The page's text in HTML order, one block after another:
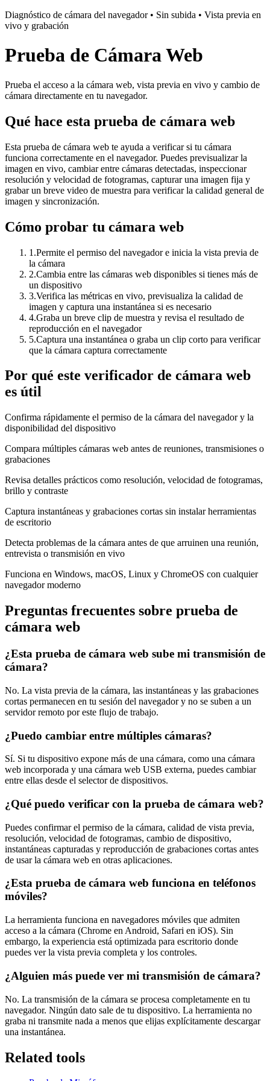
Diagnóstico de cámara del navegador • Sin subida • Vista previa en
vivo y grabación
Prueba de Cámara Web
Prueba el acceso a la cámara web, vista previa en vivo y cambio de
cámara directamente en tu navegador.
Qué hace esta prueba de cámara web
Esta prueba de cámara web te ayuda a verificar si tu cámara
funciona correctamente en el navegador. Puedes previsualizar la
imagen en vivo, cambiar entre cámaras detectadas, inspeccionar
resolución y velocidad de fotogramas, capturar una imagen fija y
grabar un breve video de muestra para verificar la calidad general de
imagen y sincronización.
Cómo probar tu cámara web
1 .Permite el permiso del navegador e inicia la vista previa de
la cámara
2.Cambia entre las cámaras web disponibles si tienes más de
un dispositivo
3.Verifica las métricas en vivo, previsualiza la calidad de
imagen y captura una instantánea si es necesario
4.Graba un breve clip de muestra y revisa el resultado de
reproducción en el navegador
5.Captura una instantánea o graba un clip corto para verificar
que la cámara captura correctamente
Por qué este verificador de cámara web
es útil
Confirma rápidamente el permiso de la cámara del navegador y la
disponibilidad del dispositivo
Compara múltiples cámaras web antes de reuniones, transmisiones o
grabaciones
Revisa detalles prácticos como resolución, velocidad de fotogramas,
brillo y contraste
Captura instantáneas y grabaciones cortas sin instalar herramientas
de escritorio
Detecta problemas de la cámara antes de que arruinen una reunión,
entrevista o transmisión en vivo
Funciona en Windows, macOS, Linux y ChromeOS con cualquier
navegador moderno
Preguntas frecuentes sobre prueba de
cámara web
¿Esta prueba de cámara web sube mi transmisión de
cámara?
No. La vista previa de la cámara, las instantáneas y las grabaciones
cortas permanecen en tu sesión del navegador y no se suben a un
servidor remoto por este flujo de trabajo.
¿Puedo cambiar entre múltiples cámaras?
Sí. Si tu dispositivo expone más de una cámara, como una cámara
web incorporada y una cámara web USB externa, puedes cambiar
entre ellas desde el selector de dispositivos.
¿Qué puedo verificar con la prueba de cámara web?
Puedes confirmar el permiso de la cámara, calidad de vista previa,
resolución, velocidad de fotogramas, cambio de dispositivo,
instantáneas capturadas y reproducción de grabaciones cortas antes
de usar la cámara web en otras aplicaciones.
¿Esta prueba de cámara web funciona en teléfonos
móviles?
La herramienta funciona en navegadores móviles que admiten
acceso a la cámara (Chrome en Android, Safari en iOS). Sin
embargo, la experiencia está optimizada para escritorio donde
puedes ver la vista previa completa y los controles.
¿Alguien más puede ver mi transmisión de cámara?
No. La transmisión de la cámara se procesa completamente en tu
navegador. Ningún dato sale de tu dispositivo. La herramienta no
graba ni transmite nada a menos que elijas explícitamente descargar
una instantánea.
Related tools